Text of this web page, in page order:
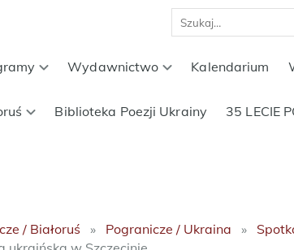
Wydawnictwo Kalendarium
Biblioteka Poezji Ukrainy 35 LECIE
/ Białoruś Pogranicze / Ukraina